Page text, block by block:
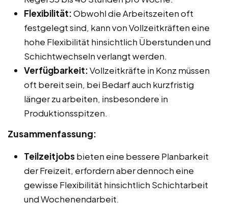
Flexibilität:Obwohl die Arbeitszeiten oft
festgelegt sind, kann von Vollzeitkräften eine
hohe Flexibilität hinsichtlich Überstunden und
Schichtwechseln verlangt werden.
Verfügbarkeit:Vollzeitkräfte in Konz müssen
oft bereit sein, bei Bedarf auch kurzfristig
länger zu arbeiten, insbesondere in
Produktionsspitzen.
Zusammenfassung:
Teilzeitjobsbieten eine bessere Planbarkeit
der Freizeit, erfordern aber dennoch eine
gewisse Flexibilität hinsichtlich Schichtarbeit
und Wochenendarbeit.